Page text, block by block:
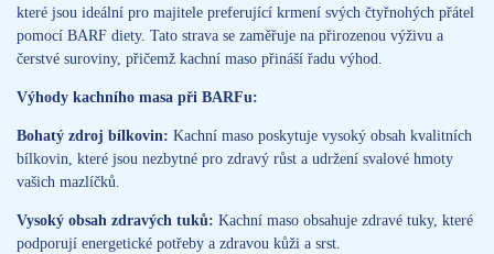
které jsou ideální pro majitele preferující krmení svých čtyřnohých přátel
pomocí BARF diety. Tato strava se zaměřuje na přirozenou výživu a
čerstvé suroviny, přičemž kachní maso přináší řadu výhod.
Výhody kachního masa při BARFu:
Bohatý zdroj bílkovin: Kachní maso poskytuje vysoký obsah kvalitních
bílkovin, které jsou nezbytné pro zdravý růst a udržení svalové hmoty
vašich mazlíčků.
Vysoký obsah zdravých tuků: Kachní maso obsahuje zdravé tuky, které
podporují energetické potřeby a zdravou kůži a srst.